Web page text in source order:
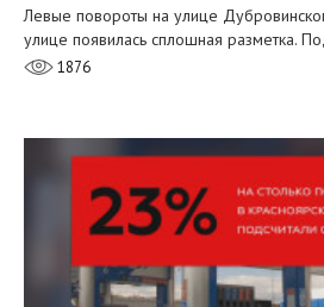
Левые повороты на улице
улице появилась сплошная разметка.
1876